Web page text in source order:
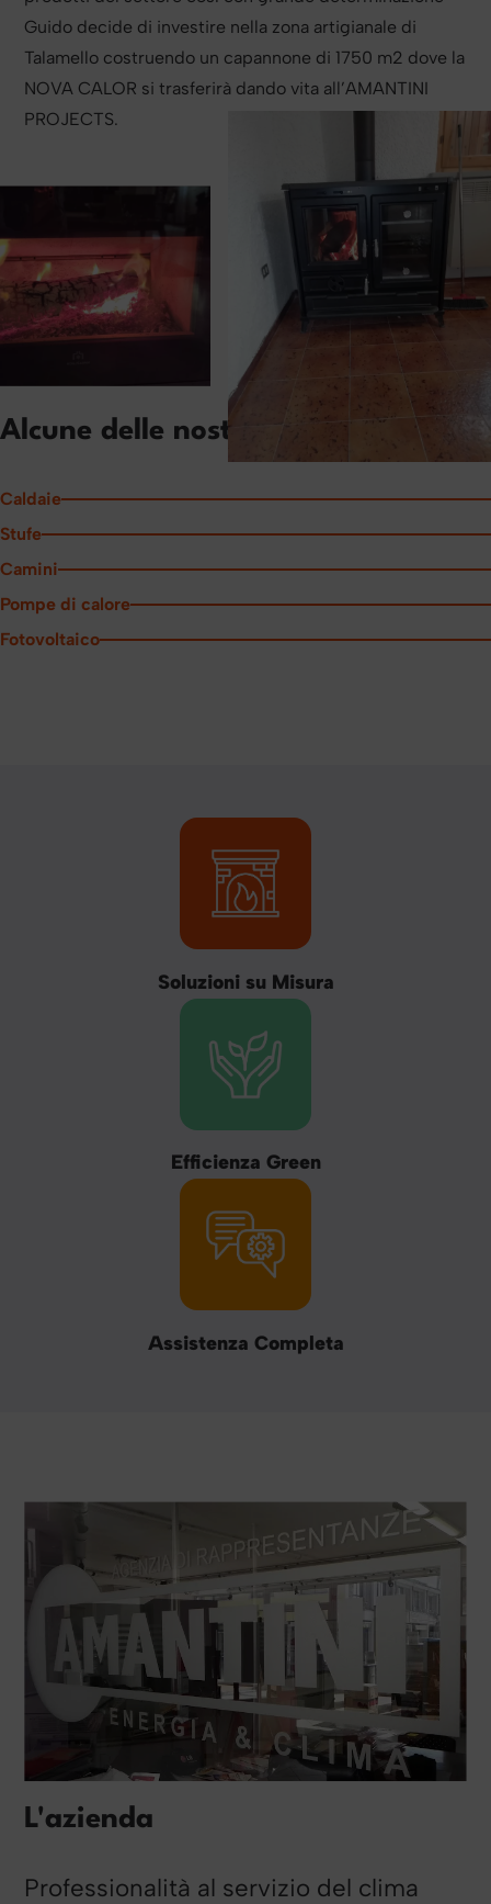
Guido decide di investire nella zona artigianale di
Talamello costruendo un capannone di 1750 m2 dove la
NOVA CALOR si trasferirà dando vita all’AMANTINI
PROJECTS.
Alcune delle nostre realizzazioni
Caldaie
Stufe
Camini
Pompe di calore
Fotovoltaico
Soluzioni su Misura
Efficienza Green
Assistenza Completa
L'azienda
Professionalità al servizio del clima